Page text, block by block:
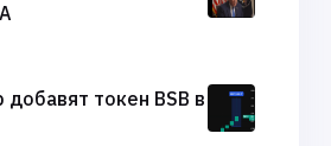
токен BSB в